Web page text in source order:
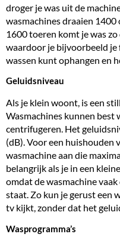
droger je was uit de
wasmachines draaien 1400
1600 toeren komt je was
waardoor je bijvoorbeeld
wassen kunt ophangen en
Geluidsniveau
Als je klein woont, is een
Wasmachines kunnen best
centrifugeren. Het
(dB). Voor een huishouden
wasmachine aan die
belangrijk als je in een
omdat de wasmachine
staat. Zo kun je gerust een
tv kijkt, zonder dat het
Wasprogramma’s